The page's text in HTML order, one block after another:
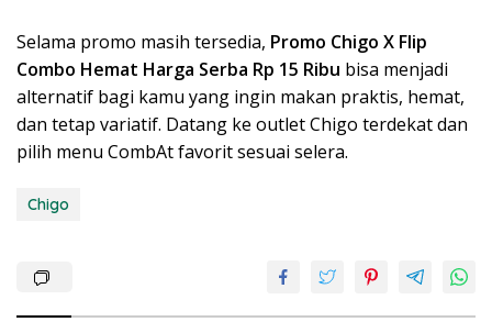
Selama promo masih tersedia, Promo Chigo X Flip
Combo Hemat Harga Serba Rp 15 Ribu bisa menjadi
alternatif bagi kamu yang ingin makan praktis, hemat,
dan tetap variatif. Datang ke outlet Chigo terdekat dan
pilih menu CombAt favorit sesuai selera.
Chigo